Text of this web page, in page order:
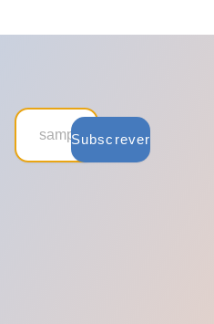
Subscrever